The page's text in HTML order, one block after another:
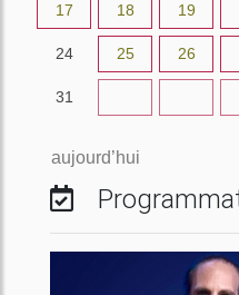
17 18 19
24 25 26
31
aujourd’hui